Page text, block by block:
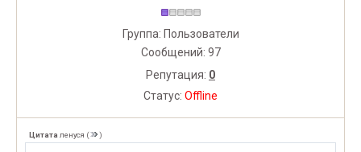
Группа: Пользователи
Сообщений: 97
Репутация: 0
Статус: Offline
Цитата ленуся ( )